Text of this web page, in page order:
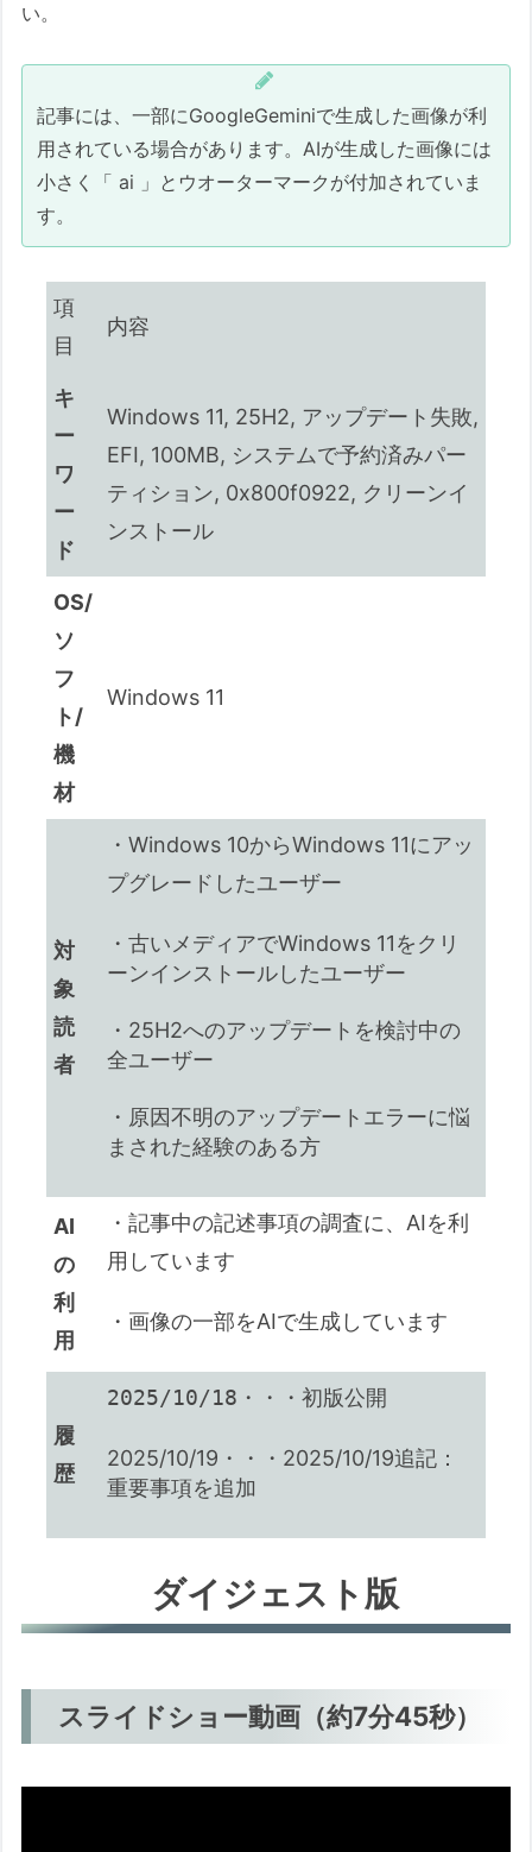
い。
記事には、一部にGoogleGeminiで生成した画像が利
用されている場合があります。AIが生成した画像には
小さく「 ai 」とウオーターマークが付加されていま
す。
項
目
内容
キ
ー
ワ
ー
ド
Windows 11, 25H2, アップデート失敗,
EFI, 100MB, システムで予約済みパー
ティション, 0x800f0922, クリーンイ
ンストール
OS/
ソ
フ
ト/
機
材
Windows 11
対
象
読
者
・Windows 10からWindows 11にアッ
プグレードしたユーザー
・古いメディアでWindows 11をクリ
ーンインストールしたユーザー
・25H2へのアップデートを検討中の
全ユーザー
・原因不明のアップデートエラーに悩
まされた経験のある方
AI
の
利
用
・記事中の記述事項の調査に、AIを利
用しています
・画像の一部をAIで生成しています
履
歴
2025/10/18 ・・・初版公開
2025/10/19・・・2025/10/19追記：
重要事項を追加
ダイジェスト版
スライドショー動画（約7分45秒）